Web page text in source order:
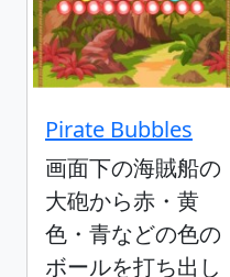
Pirate Bubbles
画面下の海賊船の
大砲から赤・黄
色・青などの色の
ボールを打ち出し